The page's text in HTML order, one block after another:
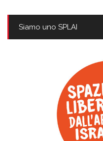
Siamo uno SPLAI